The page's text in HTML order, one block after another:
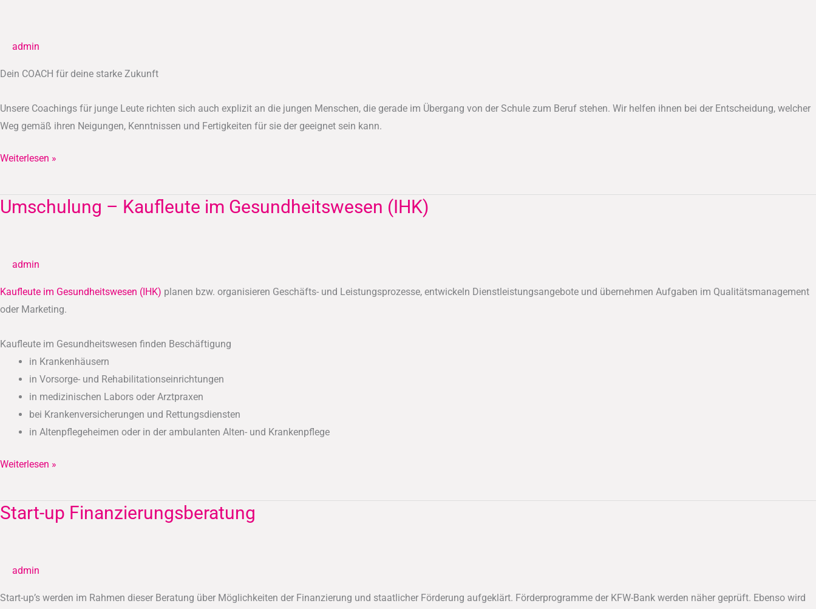
admin
Dein COACH für deine starke Zukunft
Unsere Coachings für junge Leute richten sich auch explizit an die jungen Menschen, die gerade im Übergang von der Schule zum Beruf stehen. Wir helfen ihnen bei der Entscheidung, welcher
Weg gemäß ihren Neigungen, Kenntnissen und Fertigkeiten für sie der geeignet sein kann.
Weiterlesen »
Umschulung – Kaufleute im Gesundheitswesen (IHK)
admin
Kaufleute im Gesundheitswesen (IHK) planen bzw. organisieren Geschäfts- und Leistungsprozesse, entwickeln Dienstleistungsangebote und übernehmen Aufgaben im Qualitätsmanagement
oder Marketing.
Kaufleute im Gesundheitswesen finden Beschäftigung
in Krankenhäusern
in Vorsorge- und Rehabilitationseinrichtungen
in medizinischen Labors oder Arztpraxen
bei Krankenversicherungen und Rettungsdiensten
in Altenpflegeheimen oder in der ambulanten Alten- und Krankenpflege
Umschulung
(IHK)
Weiterlesen »
Start-up Finanzierungsberatung
admin
Start-up’s werden im Rahmen dieser Beratung über Möglichkeiten der Finanzierung und staatlicher Förderung aufgeklärt. Förderprogramme der KFW-Bank werden näher geprüft. Ebenso wird
Start-